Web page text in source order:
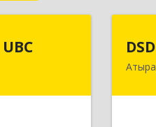
UBC
Гумарова,